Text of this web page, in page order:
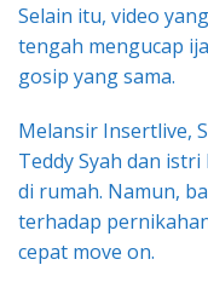
Selain itu, video
tengah mengucap
gosip yang sama.
Melansir Insertlive,
Teddy Syah dan
di rumah. Namun,
terhadap
cepat move on.